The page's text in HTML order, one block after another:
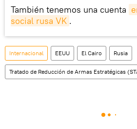
También tenemos una cuenta
social rusa VK .
Internacional EEUU El Cairo Rusia
Tratado de Reducción de Armas Estratégicas